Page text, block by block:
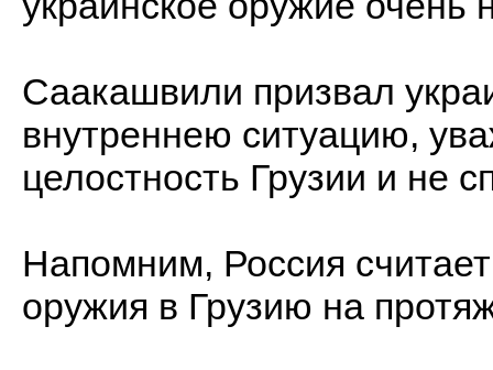
Саакашвили призвал
внутреннею ситуацию,
целостность Грузии и не
Напомним, Россия
оружия в Грузию на